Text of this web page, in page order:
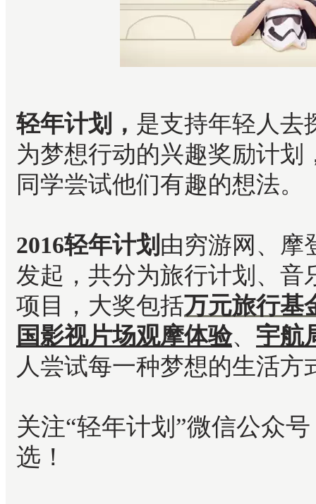
轻年计划， 是支持年轻人去
为梦想行动的兴趣奖励计划
同学尝试他们有趣的想法。
2016轻年计划 由穷游网、摩
发起， 共分为旅行计划、音
项目，大奖包括万元旅行基
国影视片场观摩体验、 宇航
人尝试每一种梦想的生活方
关注“轻年计划”微信公众
选！